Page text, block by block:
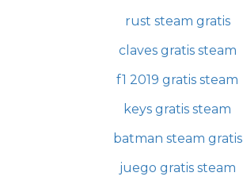
rust steam gratis
claves gratis steam
f1 2019 gratis steam
keys gratis steam
batman steam gratis
juego gratis steam